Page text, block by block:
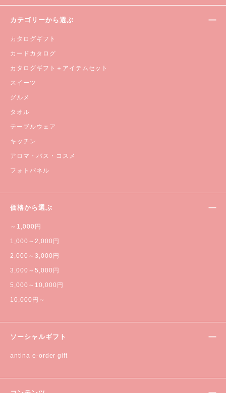
カテゴリーから選ぶ
カタログギフト
カードカタログ
カタログギフト＋アイテムセット
スイーツ
グルメ
タオル
テーブルウェア
キッチン
アロマ・バス・コスメ
フォトパネル
価格から選ぶ
～1,000円
1,000～2,000円
2,000～3,000円
3,000～5,000円
5,000～10,000円
10,000円～
ソーシャルギフト
antina e-order gift